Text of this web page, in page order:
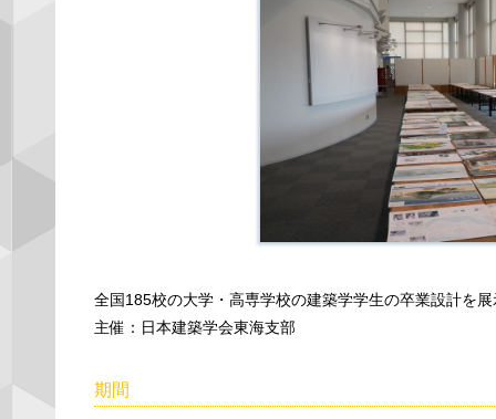
全国185校の大学・高専学校の建築学学生の卒業設計を
主催：日本建築学会東海支部
期間